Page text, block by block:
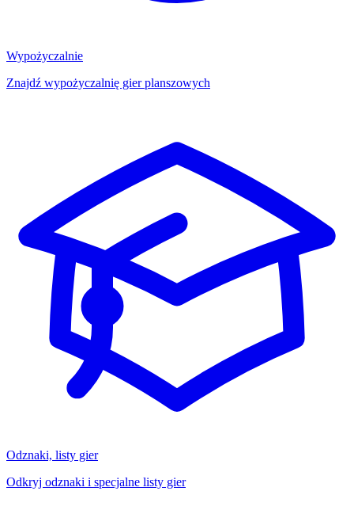
Wypożyczalnie
Znajdź wypożyczalnię gier planszowych
Odznaki, listy gier
Odkryj odznaki i specjalne listy gier